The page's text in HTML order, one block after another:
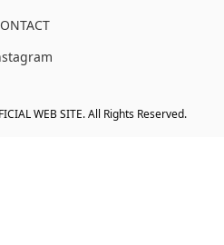
WEB SITE. All Rights Reserved.